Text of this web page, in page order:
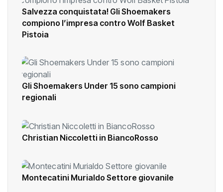
Salvezza conquistata! Gli Shoemakers
compiono l’impresa contro Wolf Basket
Pistoia
Gli Shoemakers Under 15 sono campioni
regionali
Christian Niccoletti in BiancoRosso
Montecatini Murialdo Settore giovanile